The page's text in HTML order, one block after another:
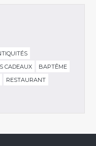
CADEAUX
BAPTÊME
RESTAURANT